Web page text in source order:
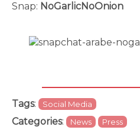
Snap: NoGarlicNoOnion
Tags: Social Media
Categories: News Press